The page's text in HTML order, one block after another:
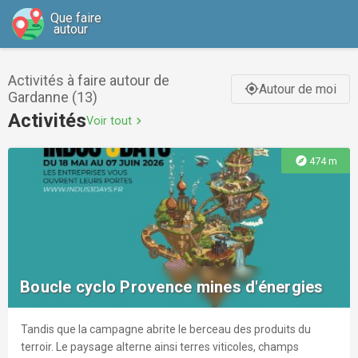
Que faire
autour
Activités à faire autour de
Gardanne (13)
gps_fixedAutour de moi
ActivitésVoir tout chevron_right
explore 474 m
Boucle cyclo Provence mines d'énergies
Tandis que la campagne abrite le berceau des produits du
terroir. Le paysage alterne ainsi terres viticoles, champs